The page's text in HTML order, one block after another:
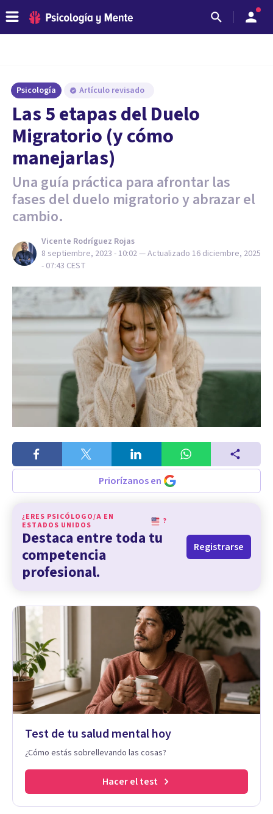
Psicología Artículo revisado
Las 5 etapas del Duelo
Migratorio (y cómo
manejarlas)
Una guía práctica para afrontar las
fases del duelo migratorio y abrazar el
cambio.
Vicente Rodríguez Rojas
8 septiembre, 2023 - 10:02— Actualizado 16 diciembre, 2025
- 07:43 CEST
Priorízanos en
¿ERES PSICÓLOGO/A EN
ESTADOS UNIDOS
?
Destaca entre toda tu
competencia
profesional.
Registrarse
Test de tu salud mental hoy
¿Cómo estás sobrellevando las cosas?
Hacer el test